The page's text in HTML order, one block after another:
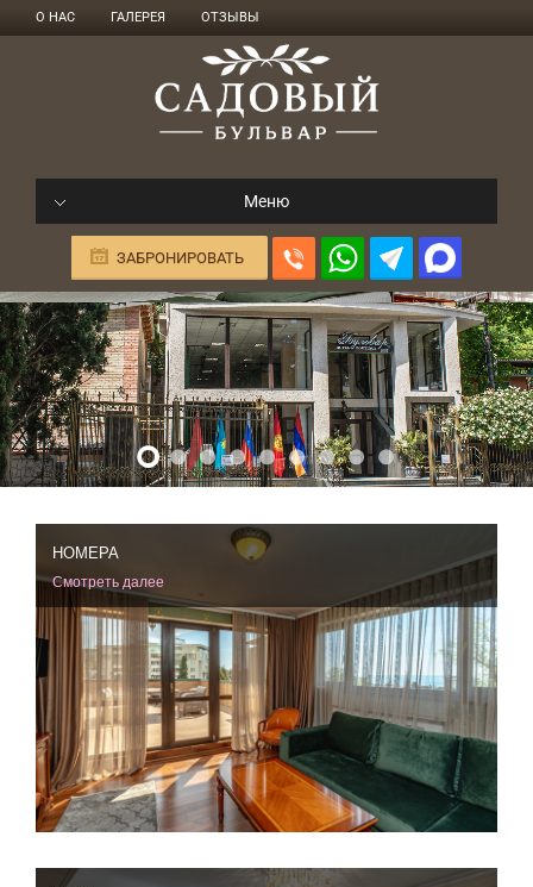
О НАС ГАЛЕРЕЯ ОТЗЫВЫ
Меню
ЗАБРОНИРОВАТЬ
НОМЕРА
Смотреть далее